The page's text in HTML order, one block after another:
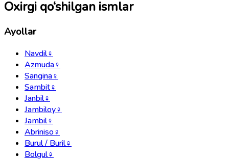
Oxirgi qo‘shilgan ismlar
Ayollar
Navdil♀
Azmuda♀
Sangina♀
Sambit♀
Janbil♀
Jambiloy♀
Jambil♀
Abriniso♀
Burul / Buril♀
Bolgul♀